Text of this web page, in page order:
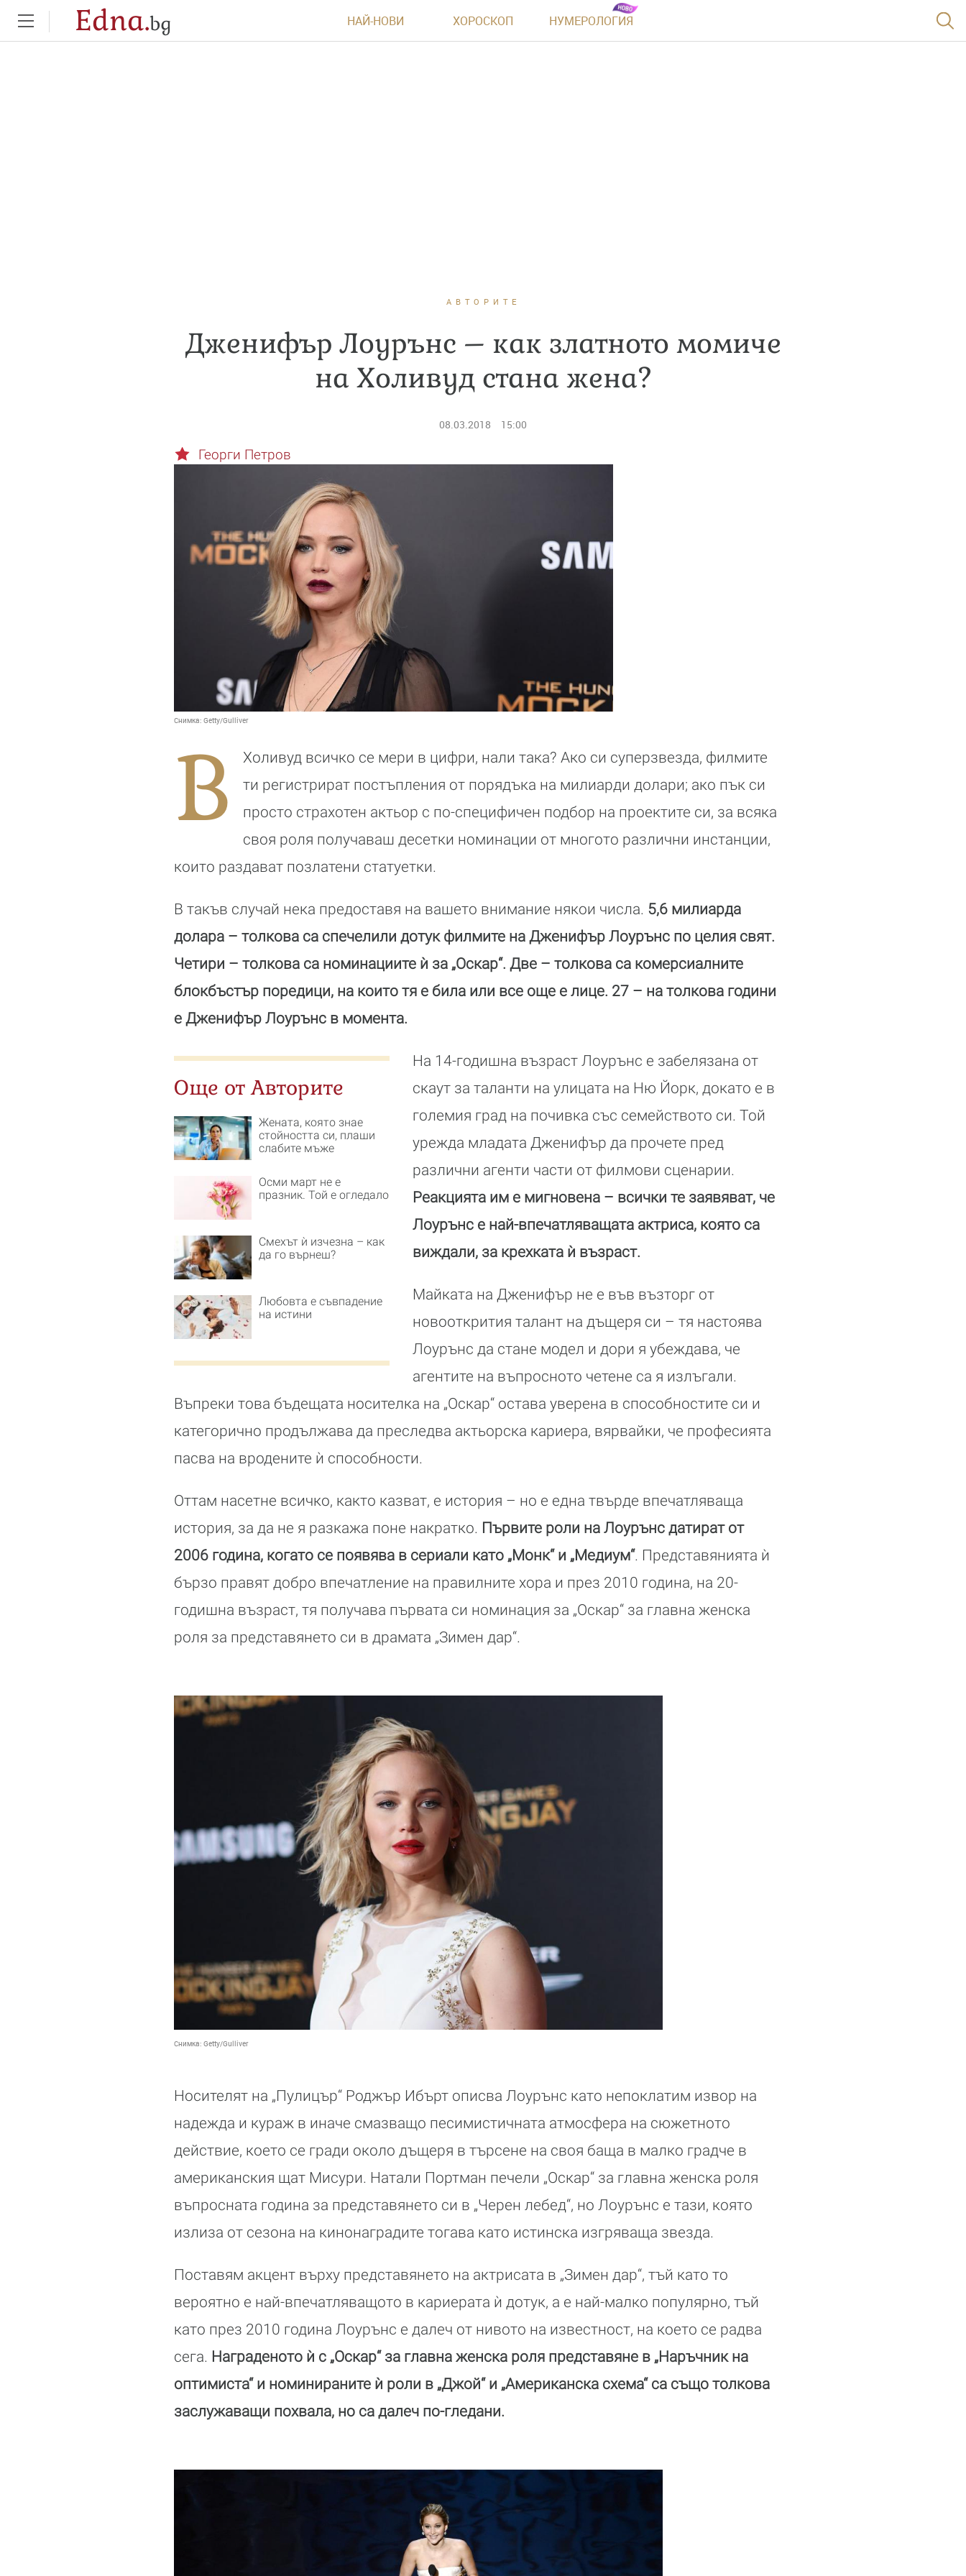
Edna.bg НАЙ-НОВИ ХОРОСКОП НУМЕРОЛОГИЯ
АВТОРИТЕ
Дженифър Лоурънс – как златното момиче
на Холивуд стана жена?
08.03.2018 15:00
Снимка: Getty/Gulliver
Георги Петров
В
Холивуд всичко се мери в цифри, нали така? Ако си суперзвезда, филмите
ти регистрират постъпления от порядъка на милиарди долари; ако пък си
просто страхотен актьор с по-специфичен подбор на проектите си, за всяка
своя роля получаваш десетки номинации от многото различни инстанции,
които раздават позлатени статуетки.
В такъв случай нека предоставя на вашето внимание някои числа. 5,6 милиарда
долара – толкова са спечелили дотук филмите на Дженифър Лоурънс по целия свят.
Четири – толкова са номинациите ѝ за „Оскар“. Две – толкова са комерсиалните
блокбъстър поредици, на които тя е била или все още е лице. 27 – на толкова години
е Дженифър Лоурънс в момента.
Още от Авторите
Жената, която знае
стойността си, плаши
слабите мъже
Осми март не е
празник. Той е огледало
Смехът ѝ изчезна – как
да го върнеш?
Любовта е съвпадение
на истини
На 14-годишна възраст Лоурънс е забелязана от
скаут за таланти на улицата на Ню Йорк, докато е в
големия град на почивка със семейството си. Той
урежда младата Дженифър да прочете пред
различни агенти части от филмови сценарии.
Реакцията им е мигновена – всички те заявяват, че
Лоурънс е най-впечатляващата актриса, която са
виждали, за крехката ѝ възраст.
Майката на Дженифър не е във възторг от
новооткрития талант на дъщеря си – тя настоява
Лоурънс да стане модел и дори я убеждава, че
агентите на въпросното четене са я излъгали.
Въпреки това бъдещата носителка на „Оскар“ остава уверена в способностите си и
категорично продължава да преследва актьорска кариера, вярвайки, че професията
пасва на вродените ѝ способности.
Оттам насетне всичко, както казват, е история – но е една твърде впечатляваща
история, за да не я разкажа поне накратко. Първите роли на Лоурънс датират от
2006 година, когато се появява в сериали като „Монк“ и „Медиум“. Представянията ѝ
бързо правят добро впечатление на правилните хора и през 2010 година, на 20-
годишна възраст, тя получава първата си номинация за „Оскар“ за главна женска
роля за представянето си в драмата „Зимен дар“.
Снимка: Getty/Gulliver
Носителят на „Пулицър“ Роджър Ибърт описва Лоурънс като непоклатим извор на
надежда и кураж в иначе смазващо песимистичната атмосфера на сюжетното
действие, което се гради около дъщеря в търсене на своя баща в малко градче в
американския щат Мисури. Натали Портман печели „Оскар“ за главна женска роля
въпросната година за представянето си в „Черен лебед“, но Лоурънс е тази, която
излиза от сезона на кинонаградите тогава като истинска изгряваща звезда.
Поставям акцент върху представянето на актрисата в „Зимен дар“, тъй като то
вероятно е най-впечатляващото в кариерата ѝ дотук, а е най-малко популярно, тъй
като през 2010 година Лоурънс е далеч от нивото на известност, на което се радва
сега. Награденото ѝ с „Оскар“ за главна женска роля представяне в „Наръчник на
оптимиста“ и номинираните ѝ роли в „Джой“ и „Американска схема“ са също толкова
заслужаващи похвала, но са далеч по-гледани.